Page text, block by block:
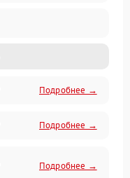
Подробнее →
Подробнее →
Подробнее →